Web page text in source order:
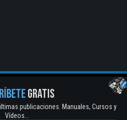
GRATIS
publicaciones. Manuales, Cursos y
Vídeos...